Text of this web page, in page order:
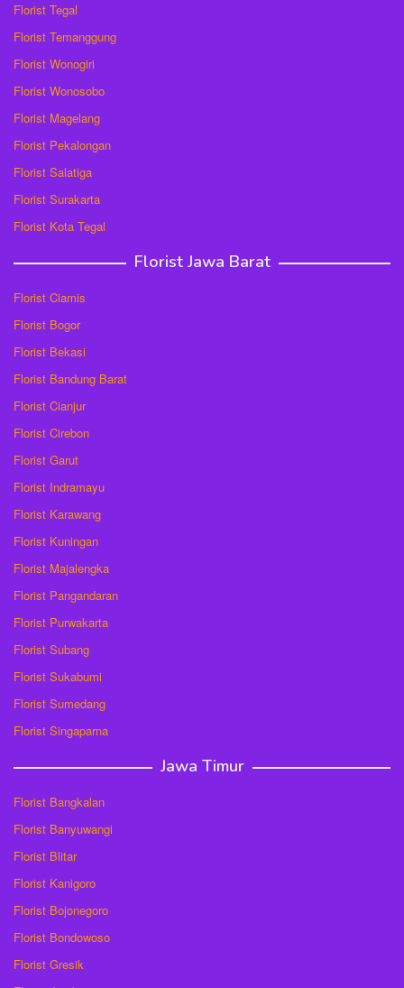
Florist Tegal
Florist Temanggung
Florist Wonogiri
Florist Wonosobo
Florist Magelang
Florist Pekalongan
Florist Salatiga
Florist Surakarta
Florist Kota Tegal
Florist Jawa Barat
Florist Ciamis
Florist Bogor
Florist Bekasi
Florist Bandung Barat
Florist Cianjur
Florist Cirebon
Florist Garut
Florist Indramayu
Florist Karawang
Florist Kuningan
Florist Majalengka
Florist Pangandaran
Florist Purwakarta
Florist Subang
Florist Sukabumi
Florist Sumedang
Florist Singaparna
Jawa Timur
Florist Bangkalan
Florist Banyuwangi
Florist Blitar
Florist Kanigoro
Florist Bojonegoro
Florist Bondowoso
Florist Gresik